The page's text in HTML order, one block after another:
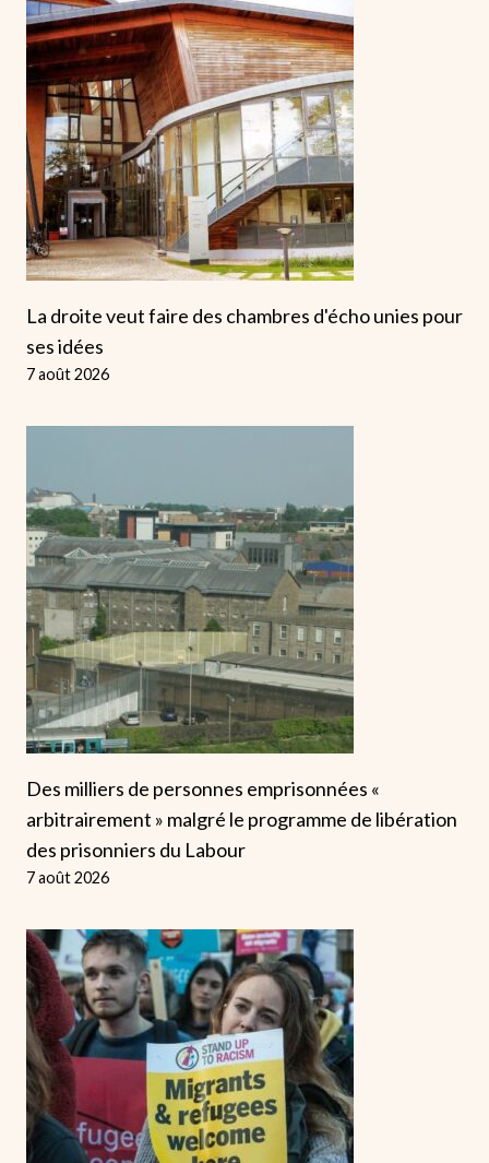
La droite veut faire des chambres d'écho unies pour
ses idées
7 août 2026
Des milliers de personnes emprisonnées «
arbitrairement » malgré le programme de libération
des prisonniers du Labour
7 août 2026